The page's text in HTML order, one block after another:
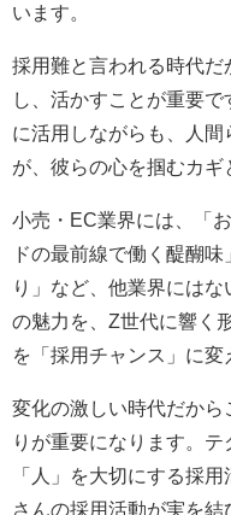
います。
採用難と言われる時代
し、活かすことが重要
に活用しながらも、人
が、彼らの心を掴むカギ
小売・EC業界には、「
ドの最前線で働く醍醐
り」など、他業界には
の魅力を、Z世代に響く
を「採用チャンス」に変
変化の激しい時代だか
りが重要になります。テ
「人」を大切にする採
さんの採用活動が実を